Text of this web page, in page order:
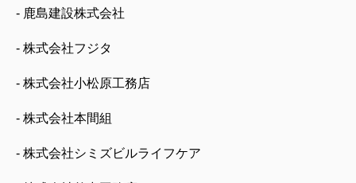
- 鹿島建設株式会社
- 株式会社フジタ
- 株式会社小松原工務店
- 株式会社本間組
- 株式会社シミズビルライフケア